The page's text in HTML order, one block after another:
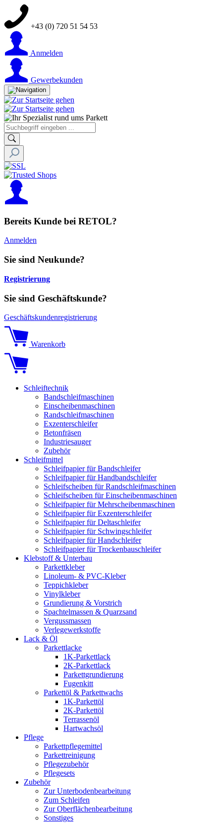
+43 (0) 720 51 54 53
Anmelden
Gewerbekunden
Bereits Kunde bei RETOL?
Anmelden
Sie sind Neukunde?
Registrierung
Sie sind Geschäftskunde?
Geschäftskundenregistrierung
Warenkorb
Schleiftechnik
Bandschleifmaschinen
Einscheibenmaschinen
Randschleifmaschinen
Exzenterschleifer
Betonfräsen
Industriesauger
Zubehör
Schleifmittel
Schleifpapier für Bandschleifer
Schleifpapier für Handbandschleifer
Schleifscheiben für Randschleifmaschinen
Schleifscheiben für Einscheibenmaschinen
Schleifpapier für Mehrscheibenmaschinen
Schleifpapier für Exzenterschleifer
Schleifpapier für Deltaschleifer
Schleifpapier für Schwingschleifer
Schleifpapier für Handschleifer
Schleifpapier für Trockenbauschleifer
Klebstoff & Unterbau
Parkettkleber
Linoleum- & PVC-Kleber
Teppichkleber
Vinylkleber
Grundierung & Vorstrich
Spachtelmassen & Quarzsand
Vergussmassen
Verlegewerkstoffe
Lack & Öl
Parkettlacke
1K-Parkettlack
2K-Parkettlack
Parkettgrundierung
Fugenkitt
Parkettöl & Parkettwachs
1K-Parkettöl
2K-Parkettöl
Terrassenöl
Hartwachsöl
Pflege
Parkettpflegemittel
Parkettreinigung
Pflegezubehör
Pflegesets
Zubehör
Zur Unterbodenbearbeitung
Zum Schleifen
Zur Oberflächenbearbeitung
Sonstiges